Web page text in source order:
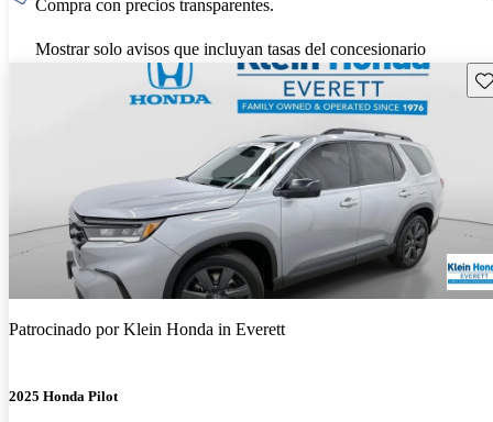
Compra con precios transparentes.
Mostrar solo avisos que incluyan tasas del concesionario
Patrocinado porKlein Honda in Everett
2025 Honda Pilot